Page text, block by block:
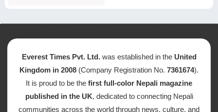
Everest Times Pvt. Ltd. was established in the United
Kingdom in 2008 (Company Registration No. 7361674).
It is proud to be the first full-color Nepali magazine
published in the UK, dedicated to connecting Nepali
communities across the world through news, culture, and